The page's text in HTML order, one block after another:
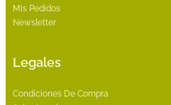
Mis Pedidos
Newsletter
Legales
Condiciones De Compra